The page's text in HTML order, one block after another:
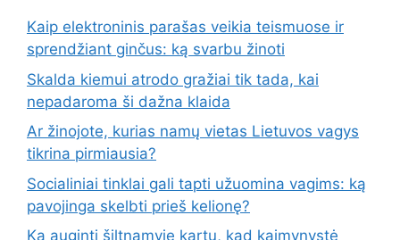
Kaip elektroninis parašas veikia teismuose ir
sprendžiant ginčus: ką svarbu žinoti
Skalda kiemui atrodo gražiai tik tada, kai
nepadaroma ši dažna klaida
Ar žinojote, kurias namų vietas Lietuvos vagys
tikrina pirmiausia?
Socialiniai tinklai gali tapti užuomina vagims: ką
pavojinga skelbti prieš kelionę?
Ką auginti šiltnamyje kartu, kad kaimynystė